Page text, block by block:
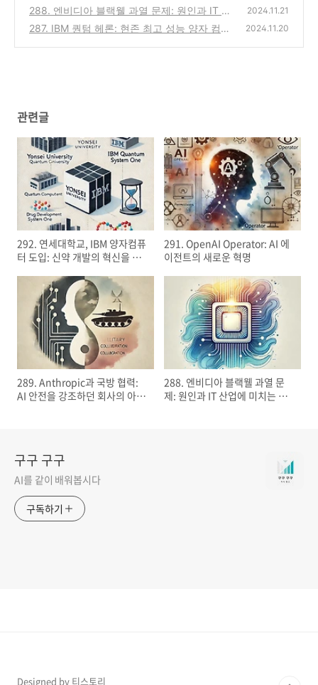
던 회사의 아이러니한 행보
(0)
288. 엔비디아 블랙웰 과열 문제: 원인과 IT 산
업에 미치는 영향
(0)
2024.11.21
287. IBM 퀀텀 헤론: 현존 최고 성능 양자 컴퓨
2024.11.20
관련글
292. 연세대학교, IBM 양자컴퓨
터 도입: 신약 개발의 혁신을 이
291. OpenAI Operator: AI 에
이전트의 새로운 혁명
289. Anthropic과 국방 협력:
AI 안전을 강조하던 회사의 아이
288. 엔비디아 블랙웰 과열 문
제: 원인과 IT 산업에 미치는 영
구구 구구
AI를 같이 배워봅시다
구독하기
Designed by 티스토리